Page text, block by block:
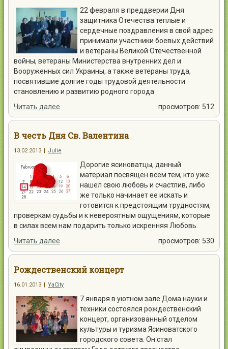
22 февраля в преддверии Дня
защитника Отечества теплые и
сердечные поздравления в свой адрес
принимали участники боевых действий
и ветераны Великой Отечественной
войны, ветераны Министерства внутренних дел и
Вооруженных сил Украины, а также ветераны труда,
посвятившие долгие годы трудовой деятельности
становлению и развитию родного города
Читать далее
просмотров: 512
В честь Дня Св. Валентина
13.02.2013 | Julie
Дорогие ясиноватцы, данный
материал посвящен всем тем, кто уже
нашел свою любовь и счастлив, либо
же только начинает ее искать и
готовится к предстоящим трудностям,
проверкам судьбы и к невероятным ощущениям, которые
в силах всем нам подарить только искренняя Любовь.
Читать далее
просмотров: 530
Рождественский концерт
16.01.2013 | YaCity
7 января в уютном зале Дома науки и
техники состоялся рождественский
концерт, организованный отделом
культуры и туризма Ясиноватского
городского совета. Он стал